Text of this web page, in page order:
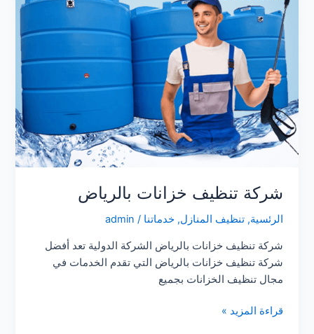
شركة تنظيف خزانات بالرياض
الرئسية,تنظيف المنازل,خدماتنا /
admin
شركة تنظيف خزانات بالرياض الشركة الدولية تعد أفضل
شركة تنظيف خزانات بالرياض التي تقدم الخدمات في
مجال تنظيف الخزانات بجميع
شركة
قراءة المزيد »